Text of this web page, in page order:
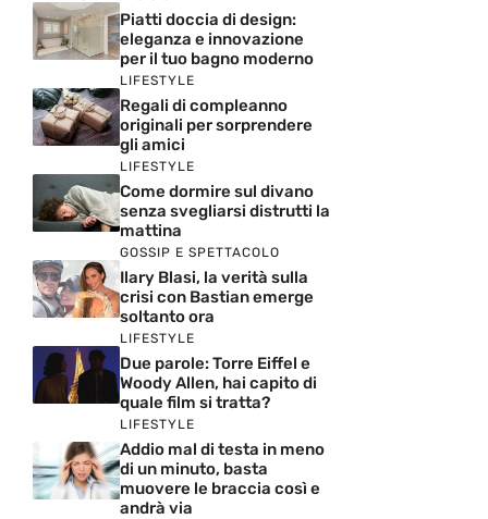
Piatti doccia di design:
eleganza e innovazione
per il tuo bagno moderno
LIFESTYLE
Regali di compleanno
originali per sorprendere
gli amici
LIFESTYLE
Come dormire sul divano
senza svegliarsi distrutti la
mattina
GOSSIP E SPETTACOLO
Ilary Blasi, la verità sulla
crisi con Bastian emerge
soltanto ora
LIFESTYLE
Due parole: Torre Eiffel e
Woody Allen, hai capito di
quale film si tratta?
LIFESTYLE
Addio mal di testa in meno
di un minuto, basta
muovere le braccia così e
andrà via